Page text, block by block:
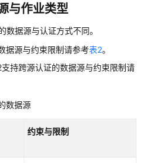
与作业类型
数据源与认证方式不同。
据源与约束限制请参考表2。
持跨源认证的数据源与约束限制请
数据源
约束与限制